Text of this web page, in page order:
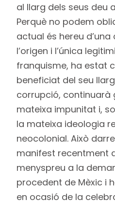
al llarg dels seus deu
Perquè no podem
actual és hereu
l’origen i l’única
franquisme, ha estat
beneficiat del seu
corrupció, continuarà
mateixa impunitat i,
la mateixa ideologia
neocolonial. Això
manifest recentment
menyspreu a la
procedent de Mèxic i
en ocasió de la